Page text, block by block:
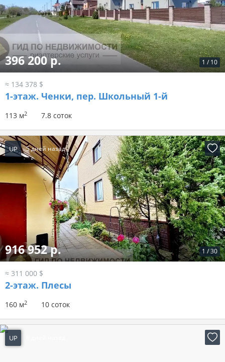
1 / 10
396 200 р.
≈ 134 378 $
1-этаж. Ченки, пер. Школьный 1-й
113 м2 7.8 соток
UP 5 дней назад
1 /30
916 952 р.
≈ 311 000 $
2-этаж. Плесы
160 м2 10 соток
UP